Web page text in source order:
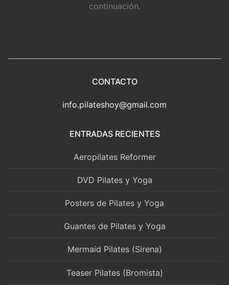
continuación.
CONTACTO
info.pilateshoy@gmail.com
ENTRADAS RECIENTES
Aeropilates Reformer
DVD Pilates y Yoga
Posters de Pilates y Yoga
Guantes de Pilates y Yoga
Mermaid Pilates (Sirena)
Teaser Pilates (Bromista)